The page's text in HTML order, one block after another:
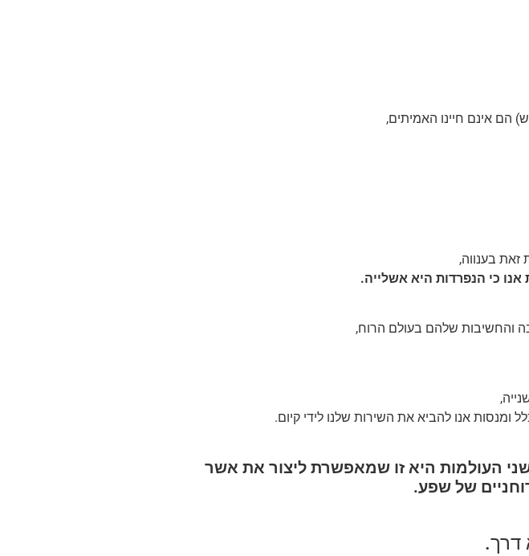
הם אינם חיינו האמיתים,
זאת בענווה,
אנו כי הנפרדות היא אשלייה.
והחשיבות שלהם בעולם הרוח,
ומנסות אנו להביא את השירות שלנו לידי קיום.
העולמות היא זו שמאפשרת ליצור את אשר
של שפע.
דרך.